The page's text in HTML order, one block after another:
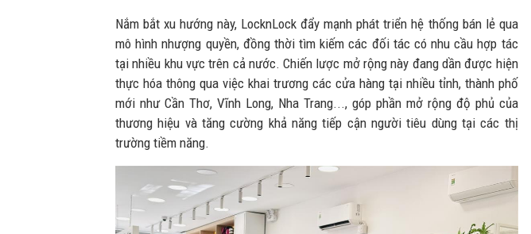
Nắm bắt xu hướng này, LocknLock đẩy mạnh phát triển hệ thống bán lẻ qua
mô hình nhượng quyền, đồng thời tìm kiếm các đối tác có nhu cầu hợp tác
tại nhiều khu vực trên cả nước. Chiến lược mở rộng này đang dần được hiện
thực hóa thông qua việc khai trương các cửa hàng tại nhiều tỉnh, thành phố
mới như Cần Thơ, Vĩnh Long, Nha Trang..., góp phần mở rộng độ phủ của
thương hiệu và tăng cường khả năng tiếp cận người tiêu dùng tại các thị
trường tiềm năng.